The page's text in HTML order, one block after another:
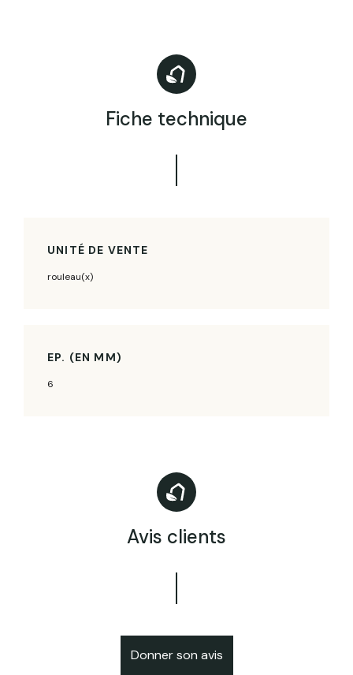
Fiche technique
UNITÉ DE VENTE
rouleau(x)
EP. (EN MM)
6
Avis clients
Donner son avis